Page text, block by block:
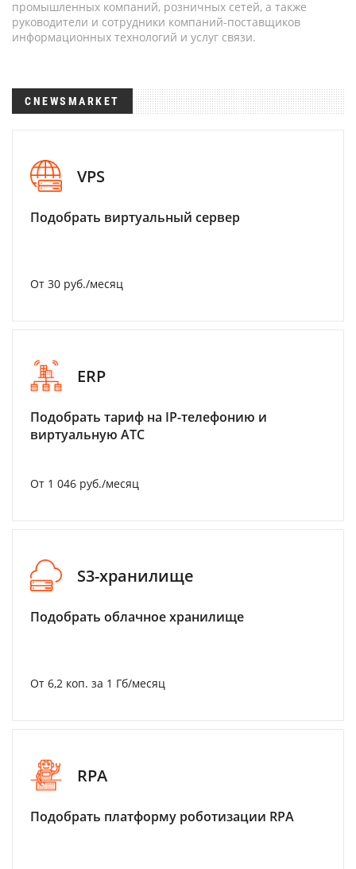
промышленных компаний, розничных сетей, а также
руководители и сотрудники компаний-поставщиков
информационных технологий и услуг связи.
CNEWSMARKET
VPS
Подобрать виртуальный сервер
От 30 руб./месяц
ERP
Подобрать тариф на IP-телефонию и
виртуальную АТС
От 1 046 руб./месяц
S3-хранилище
Подобрать облачное хранилище
От 6,2 коп. за 1 Гб/месяц
RPA
Подобрать платформу роботизации RPA